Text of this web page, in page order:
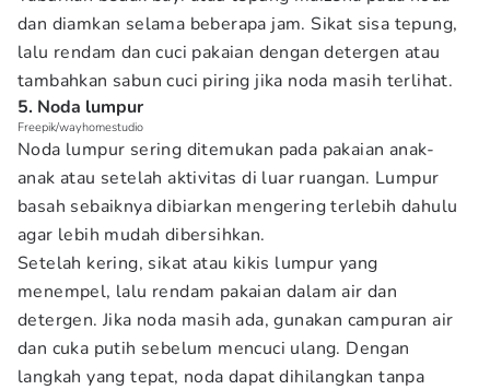
dan diamkan selama beberapa jam. Sikat sisa tepung,
lalu rendam dan cuci pakaian dengan detergen atau
tambahkan sabun cuci piring jika noda masih terlihat.
5. Noda lumpur
Freepik/wayhomestudio
Noda lumpur sering ditemukan pada pakaian anak-
anak atau setelah aktivitas di luar ruangan. Lumpur
basah sebaiknya dibiarkan mengering terlebih dahulu
agar lebih mudah dibersihkan.
Setelah kering, sikat atau kikis lumpur yang
menempel, lalu rendam pakaian dalam air dan
detergen. Jika noda masih ada, gunakan campuran air
dan cuka putih sebelum mencuci ulang. Dengan
langkah yang tepat, noda dapat dihilangkan tanpa